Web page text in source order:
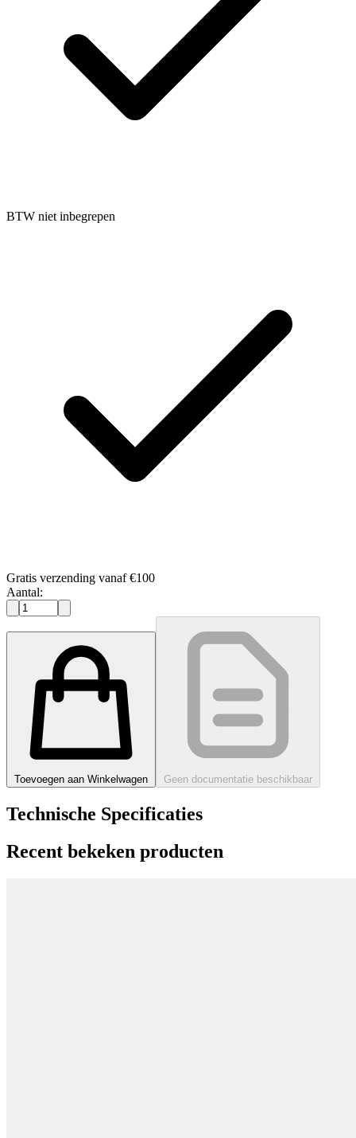
BTW niet inbegrepen
Gratis verzending vanaf €100
Aantal:
Toevoegen aan Winkelwagen Geen documentatie beschikbaar
Technische Specificaties
Recent bekeken producten